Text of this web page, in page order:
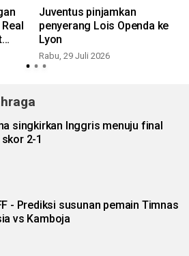
Juventus pinjamkan
penyerang Lois Openda ke
Lyon
Rabu, 29 Juli 2026
singkirkan Inggris menuju final
2-1
- Prediksi susunan pemain Timnas
vs Kamboja